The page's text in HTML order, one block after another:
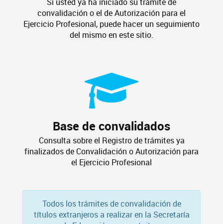
convalidación o el de Autorización para el
Ejercicio Profesional, puede hacer un seguimiento
del mismo en este sitio.
Base de convalidados
Consulta sobre el Registro de trámites ya
finalizados de Convalidación o Autorización para
el Ejercicio Profesional
Todos los trámites de convalidación de
títulos extranjeros a realizar en la Secretaría